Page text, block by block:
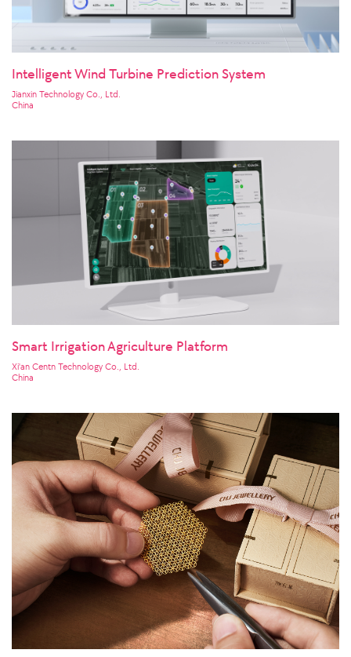
Intelligent Wind Turbine Prediction System
Jianxin Technology Co., Ltd.
China
Smart Irrigation Agriculture Platform
Xi'an Centn Technology Co., Ltd.
China